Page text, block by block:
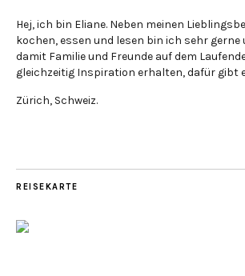
Hej, ich bin Eliane. Neben meinen
kochen, essen und lesen bin ich sehr gerne
damit Familie und Freunde auf dem
gleichzeitig Inspiration erhalten, dafür gibt
Zürich, Schweiz.
REISEKARTE